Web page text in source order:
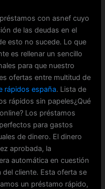
con asnef cuyo
de las deudas en el
esto no sucede. Lo que
es rellenar un sencillo
para que nuestro
ofertas entre multitud de
rápidos españa. Lista de
rápidos sin papeles¿Qué
Los préstamos
para gastos
de dinero. El dinero
aprobada, la
automática en cuestión
cliente. Esta oferta se
un préstamo rápido,